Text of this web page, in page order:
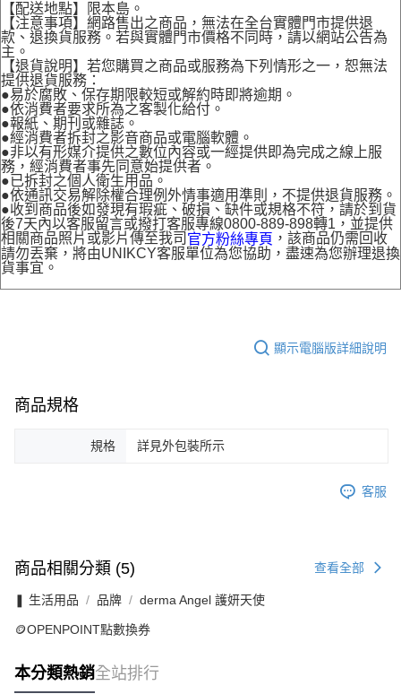
【配送地點】限本島。
【注意事項】網路售出之商品，無法在全台實體門市提供退
款、退換貨服務。若與實體門市價格不同時，請以網站公告為
主。
【退貨說明】若您購買之商品或服務為下列情形之一，恕無法
提供退貨服務：
●易於腐敗、保存期限較短或解約時即將逾期。
●依消費者要求所為之客製化給付。
●報紙、期刊或雜誌。
●經消費者拆封之影音商品或電腦軟體。
●非以有形媒介提供之數位內容或一經提供即為完成之線上服
務，經消費者事先同意始提供者。
●已拆封之個人衛生用品。
●依通訊交易解除權合理例外情事適用準則，不提供退貨服務。
●收到商品後如發現有瑕疵、破損、缺件或規格不符，請於到貨
後7天內以客服留言或撥打客服專線0800-889-898轉1，並提供
相關商品照片或影片傳至我司 官方粉絲專頁 ，該商品仍需回收
請勿丟棄，將由UNIKCY客服單位為您協助，盡速為您辦理退換
貨事宜。
顯示電腦版詳細說明
商品規格
規格 詳見外包裝所示
客服
商品相關分類 (5) 查看全部
❚ 生活用品 品牌 derma Angel 護妍天使
🪙OPENPOINT點數換券
本分類熱銷全站排行